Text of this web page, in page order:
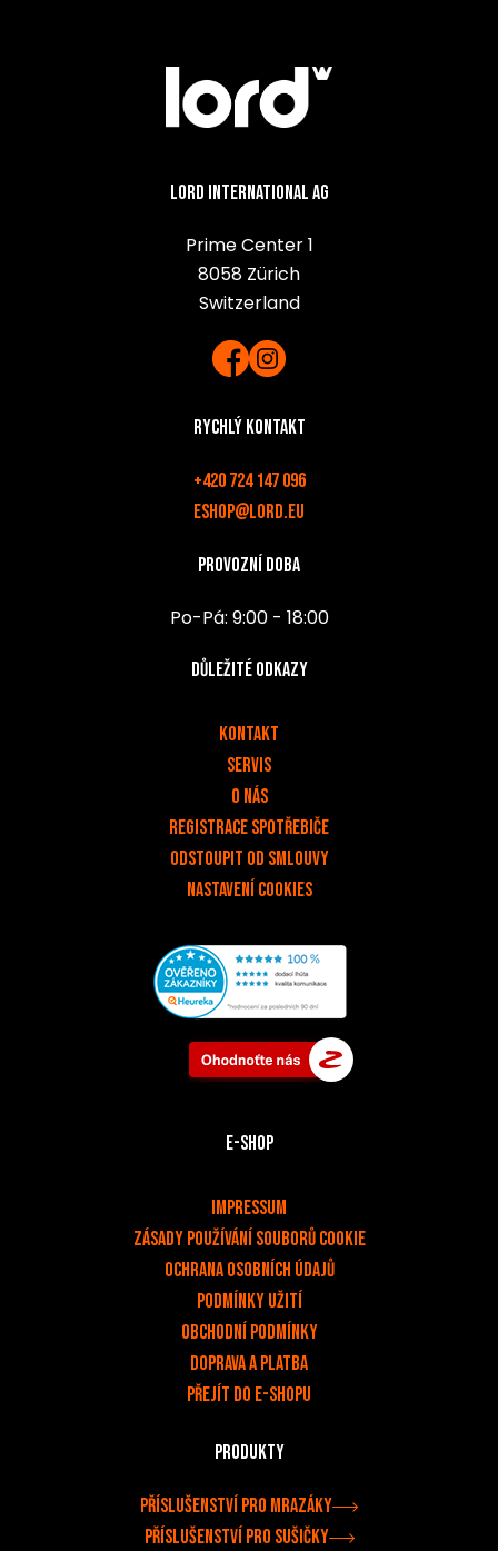
Lord International AG
Prime Center 1
8058 Zürich
Switzerland
Rychlý kontakt
+420 724 147 096
eshop@lord.eu
Provozní doba
Po-Pá: 9:00 - 18:00
Důležité odkazy
Kontakt
Servis
O nás
Registrace spotřebiče
Odstoupit od smlouvy
Nastavení cookies
E-shop
Impressum
Zásady používání souborů cookie
OCHRANA OSOBNÍCH ÚDAJŮ
PODMÍNKY UŽITÍ
Obchodní podmínky
Doprava a platba
Přejít do e-shopu
Produkty
Příslušenství pro mrazáky
Příslušenství pro sušičky